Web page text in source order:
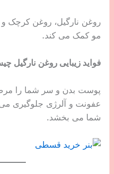
روغن نارگیل، روغن کرچک
مو کمک می کند.
فواید زیبایی روغن نارگیل
پوست بدن و سر شما را
عفونت و آلرژی جلوگیری
شما می بخشد.